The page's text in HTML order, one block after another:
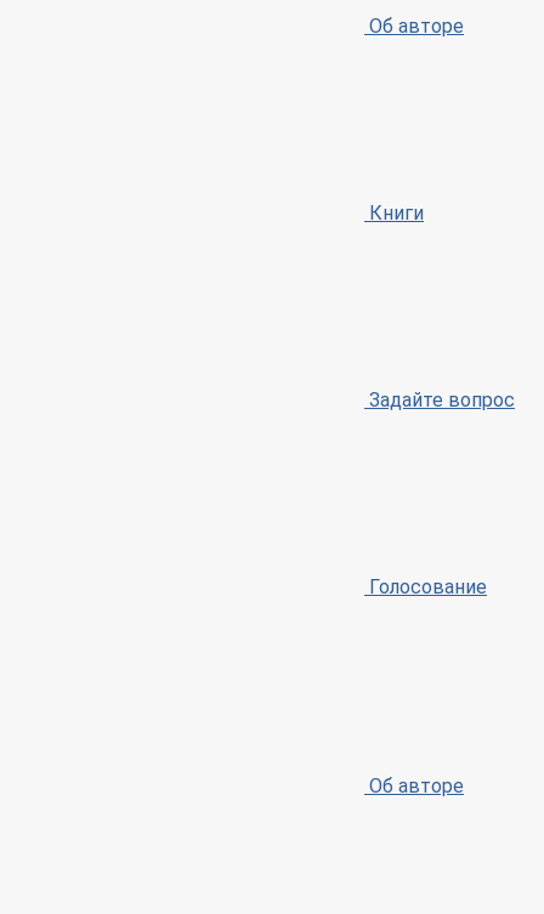
Об авторе
Книги
Задайте вопрос
Голосование
Об авторе